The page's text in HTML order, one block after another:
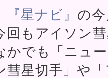
『星ナビ』 の
回もアイソン
かでも「ニュ
彗星切手」や